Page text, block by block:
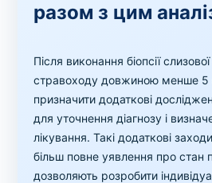
разом з цим
Після виконання біопсії
стравоходу довжиною менше 5
призначити додаткові
для уточнення діагнозу і
лікування. Такі додаткові
більш повне уявлення про стан
дозволяють розробити